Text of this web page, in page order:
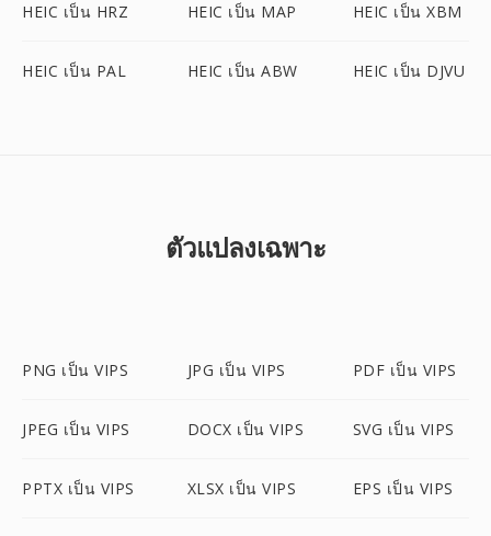
HEIC เป็น HRZ HEIC เป็น MAP HEIC เป็น XBM
HEIC เป็น PAL HEIC เป็น ABW HEIC เป็น DJVU
ตัวแปลงเฉพาะ
PNG เป็น VIPS JPG เป็น VIPS PDF เป็น VIPS
JPEG เป็น VIPS DOCX เป็น VIPS SVG เป็น VIPS
PPTX เป็น VIPS XLSX เป็น VIPS EPS เป็น VIPS